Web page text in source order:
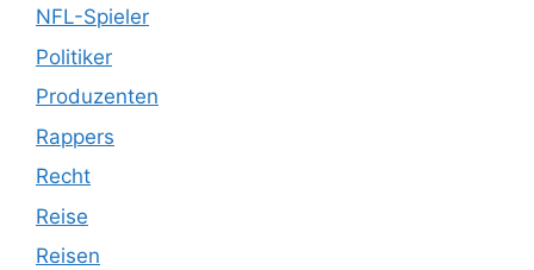
NFL-Spieler
Politiker
Produzenten
Rappers
Recht
Reise
Reisen